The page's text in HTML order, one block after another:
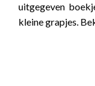
uitgegeven
kleine grapjes.